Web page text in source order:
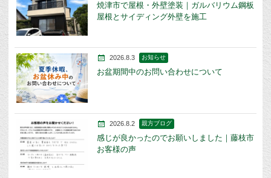
焼津市で屋根・外壁塗装｜ガルバリウム鋼板
屋根とサイディング外壁を施工
2026.8.3 お知らせ
お盆期間中のお問い合わせについて
2026.8.2 親方ブログ
感じが良かったのでお願いしました｜藤枝市
お客様の声